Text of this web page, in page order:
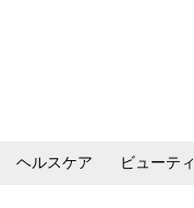
ヘルスケア ビューティ